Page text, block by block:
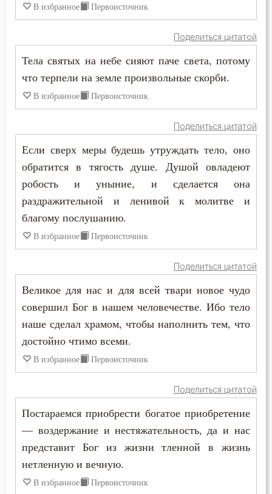
Общение
Одежда
Оправдание себя
Оскорбление
Осуждение
Отчаяние
Очищение
Падение
Печаль
Печаль по Богу
Плач
Подвижничество
Позор
В избранное Первоисточник
Поделиться цитатой
Тела святых на небе сияют паче света, потому
что терпели на земле произвольные скорби.
В избранное Первоисточник
Поделиться цитатой
Если сверх меры будешь утруждать тело, оно
обратится в тягость душе. Душой овладеют
робость и уныние, и сделается она
раздражительной и ленивой к молитве и
благому послушанию.
В избранное Первоисточник
Поделиться цитатой
Великое для нас и для всей твари новое чудо
совершил Бог в нашем человечестве. Ибо тело
наше сделал храмом, чтобы наполнить тем, что
достойно чтимо всеми.
В избранное Первоисточник
Поделиться цитатой
Постараемся приобрести богатое приобретение
— воздержание и нестяжательность, да и нас
представит Бог из жизни тленной в жизнь
нетленную и вечную.
В избранное Первоисточник